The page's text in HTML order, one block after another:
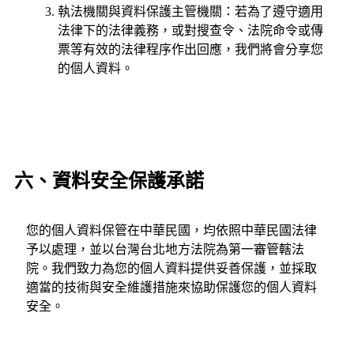
執法機關與資料保護主管機關：若為了遵守適用
法律下的法律義務，或對搜查令、法院命令或傳
票等有效的法律程序作出回應，我們將會分享您
的個人資料。
六、資料安全保護承諾
您的個人資料保管在中華民國，均依照中華民國法律
予以處理，並以台灣台北地方法院為第一審管轄法
院。我們致力為您的個人資料提供妥善保護，並採取
適當的技術與安全維護措施來協助保護您的個人資料
安全。